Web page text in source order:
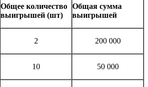
Общее количество
выигрышей (шт)
Общая сумма
выигрышей
2 200 000
10 50 000